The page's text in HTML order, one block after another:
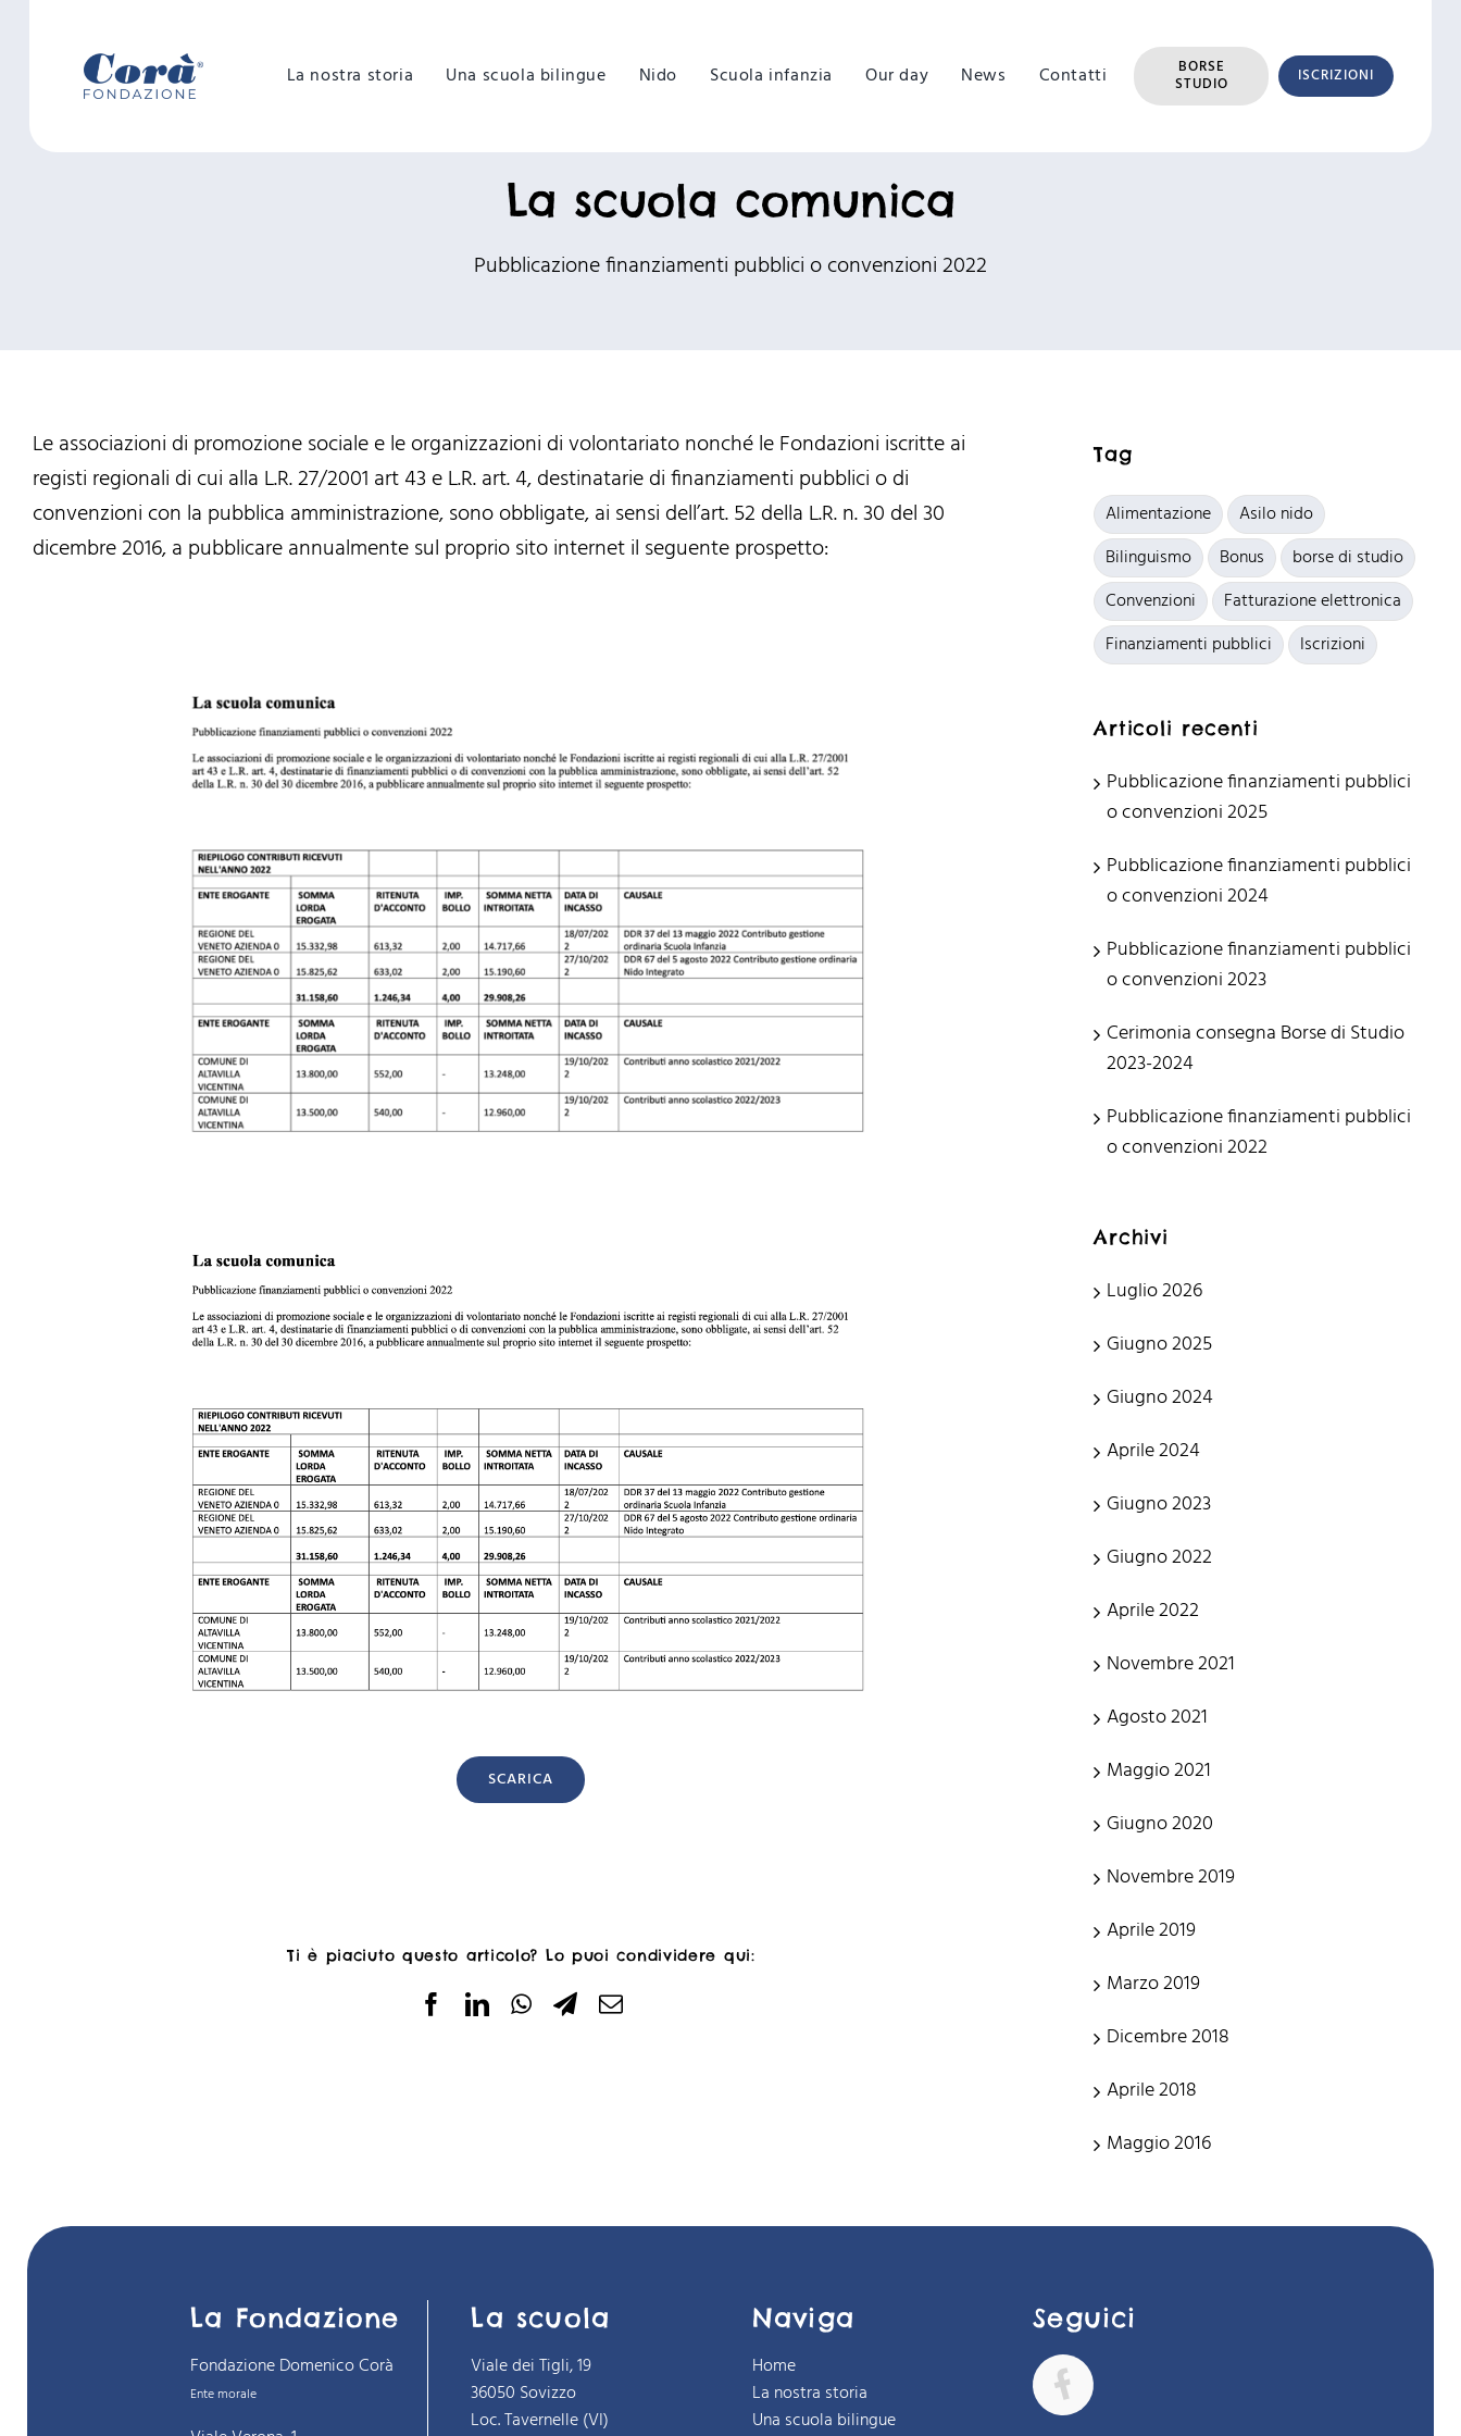
contenuto
La nostra storia Una scuola bilingue Nido Scuola infanzia Our day News Contatti BORSE
STUDIO ISCRIZIONI
La scuola comunica
Pubblicazione finanziamenti pubblici o convenzioni 2022
Le associazioni di promozione sociale e le organizzazioni di volontariato nonché le Fondazioni iscritte ai
registi regionali di cui alla L.R. 27/2001 art 43 e L.R. art. 4, destinatarie di finanziamenti pubblici o di
convenzioni con la pubblica amministrazione, sono obbligate, ai sensi dell’art. 52 della L.R. n. 30 del 30
dicembre 2016, a pubblicare annualmente sul proprio sito internet il seguente prospetto:
SCARICA
Ti è piaciuto questo articolo? Lo puoi condividere qui:
Tag
Alimentazione
Asilo nido
Bilinguismo
Bonus
borse di studio
Convenzioni
Fatturazione elettronica
Finanziamenti pubblici
Iscrizioni
Articoli recenti
Pubblicazione finanziamenti pubblici
o convenzioni 2025
Pubblicazione finanziamenti pubblici
o convenzioni 2024
Pubblicazione finanziamenti pubblici
o convenzioni 2023
Cerimonia consegna Borse di Studio
2023-2024
Pubblicazione finanziamenti pubblici
o convenzioni 2022
Archivi
Luglio 2026
Giugno 2025
Giugno 2024
Aprile 2024
Giugno 2023
Giugno 2022
Aprile 2022
Novembre 2021
Agosto 2021
Maggio 2021
Giugno 2020
Novembre 2019
Aprile 2019
Marzo 2019
Dicembre 2018
Aprile 2018
Maggio 2016
La Fondazione
Fondazione Domenico Corà
Ente morale
La scuola
Viale dei Tigli, 19
36050 Sovizzo
Loc. Tavernelle (VI)
Naviga
Home
La nostra storia
Una scuola bilingue
Seguici